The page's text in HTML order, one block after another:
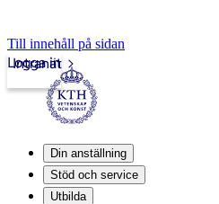
Till innehåll på sidan
Intranät
Logga in
Din anställning
Stöd och service
Utbilda